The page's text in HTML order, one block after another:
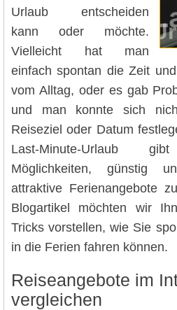
Urlaub entscheiden
kann oder möchte.
Vielleicht hat man
einfach spontan die Zeit
vom Alltag, oder es gab
und man konnte sich
Reiseziel oder Datum
Last-Minute-Urlaub
Möglichkeiten, günstig
attraktive Ferienangebote
Blogartikel möchten wir
Tricks vorstellen, wie Sie
in die Ferien fahren können.
Reiseangebote im
vergleichen